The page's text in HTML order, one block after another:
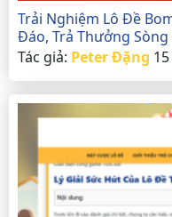
Trải Nghiệm Lô Đề
Đáo, Trả Thưởng Sòng
Tác giả: Peter Đặng